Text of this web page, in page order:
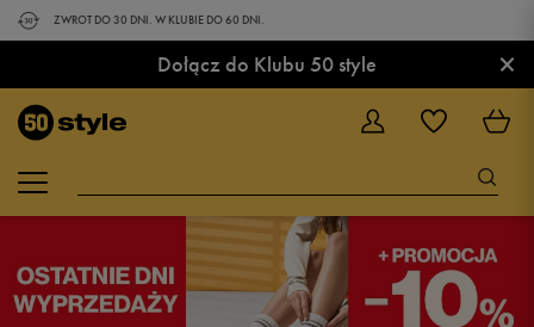
ZWROT DO 30 DNI. W KLUBIE DO 60 DNI.
Dołącz do Klubu 50 style ×